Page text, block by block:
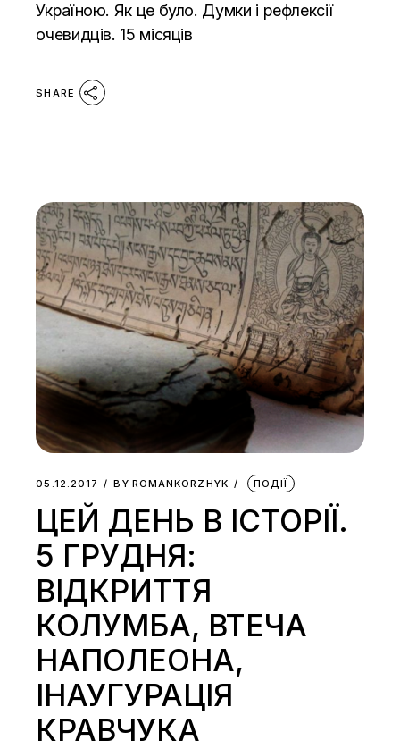
Україною. Як це було. Думки і рефлексії
очевидців. 15 місяців
SHARE
05.12.2017 BY ROMANKORZHYK ПОДІЇ
ЦЕЙ ДЕНЬ В ІСТОРІЇ.
5 ГРУДНЯ:
ВІДКРИТТЯ
КОЛУМБА, ВТЕЧА
НАПОЛЕОНА,
ІНАУГУРАЦІЯ
КРАВЧУКА